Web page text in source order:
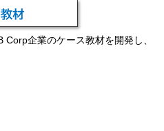
企業のケース教材を開発し、